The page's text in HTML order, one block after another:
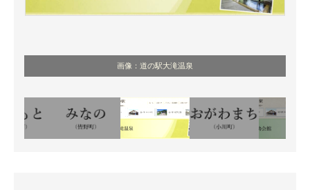
画像：道の駅大滝温泉